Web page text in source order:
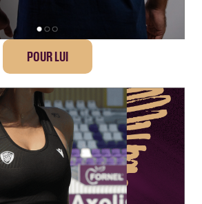
POUR LUI